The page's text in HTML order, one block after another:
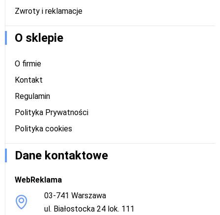
Zwroty i reklamacje
O sklepie
O firmie
Kontakt
Regulamin
Polityka Prywatności
Polityka cookies
Dane kontaktowe
WebReklama
03-741 Warszawa
ul. Białostocka 24 lok. 111